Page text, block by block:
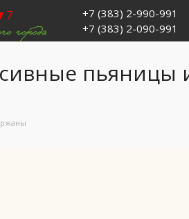
+7 (383) 2-990-991
+7 (383) 2-090-991